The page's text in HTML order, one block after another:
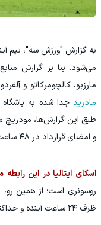
به گزارش "ورزش سه"، تیم
می‌شود. بنا بر گزارش
مارزیو، کالچومرکاتو و
مادرید جدا شده به باشگاه
طبق این گزارش‌ها، مودریچ
و امضای قرارداد در ۴۸ ساعت آینده انجام خواهد شد.
اسکای ایتالیا در این
روسونری است؛ از همین رو،
ظرف ۲۴ ساعت آینده و حداکثر تا ۴۸ ساعت آینده نهایی شود.»